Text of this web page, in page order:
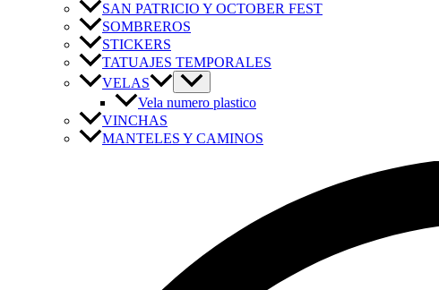
SAN PATRICIO Y OCTOBER FEST
SOMBREROS
STICKERS
TATUAJES TEMPORALES
VELAS
Vela numero plastico
VINCHAS
MANTELES Y CAMINOS